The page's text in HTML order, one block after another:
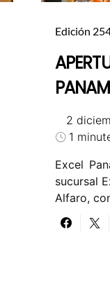
Edición
2
1
Excel
sucursal
Alfaro,